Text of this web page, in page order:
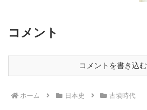
コメント
コメントを書き込む
ホーム 日本史 古墳時代